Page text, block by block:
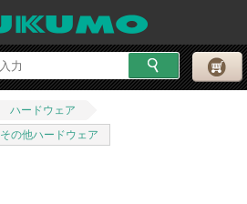
ハードウェア
その他ハードウェア